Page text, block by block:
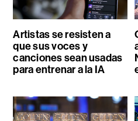
Artistas se resisten a
que sus voces y
canciones sean usadas
para entrenar a la IA